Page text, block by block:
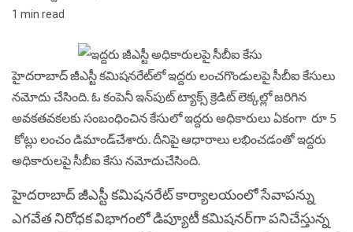
1 min read
హైదరాబాద్‌ జీఎస్టీ కమిషనరేట్‌లో ఇద్దరు లంచగొండులపై సీబీఐ కేసులు
నమోదు చేసింది. ఓ కంపెనీ ఇన్‌పుట్‌ ట్యాక్స్‌ క్రెడిట్‌ లెక్కల్లో జరిగిన
అవకతవకలకు సంబంధించిన కేసులో ఇద్దరు అధికారులు ఏకంగా రూ 5
కోట్లు లంచం డిమాండ్‌చేశారు. దీనిపై ఆధారాలు లభించడంతో ఇద్దరు
అధికారులపై సీబీఐ కేసు నమోదుచేసింది.
హైదరాబాద్‌ జీఎస్టీ కమిషనరేట్‌ కార్యాలయంలో సేవాపన్ను
ఎగవేత నిరోధక విభాగంలో డిప్యూటీ కమిషనర్‌గా పనిచేస్తున్న